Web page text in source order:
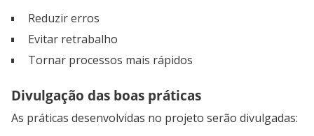
Reduzir erros
Evitar retrabalho
Tornar processos mais rápidos
Divulgação das boas práticas
As práticas desenvolvidas no projeto serão divulgadas: